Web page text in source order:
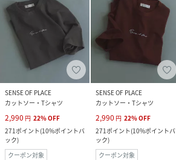
SENSE OF PLACE
カットソー・Tシャツ
2,990 円 22%OFF
271ポイント(10%ポイントバ
ック)
クーポン対象
SENSE OF PLACE
カットソー・Tシャツ
2,990 円 22%OFF
271ポイント(10%ポイントバ
ック)
クーポン対象